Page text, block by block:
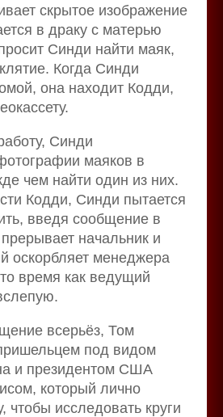
скрытое изображение
в драку с матерью
Синди найти маяк,
Когда Синди
она находит Кодди,
Синди
маяков в
чем найти один из них.
Кодди, Синди пытается
введя сообщение в
начальник и
оскорбляет менеджера
время как ведущий
всерьёз, Том
под видом
и президентом США
который лично
чтобы исследовать круги